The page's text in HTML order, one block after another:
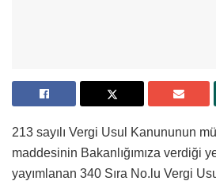
213 sayılı Vergi Usul Kanununun
maddesinin Bakanlığımıza verdiği
yayımlanan 340 Sıra No.lu Vergi